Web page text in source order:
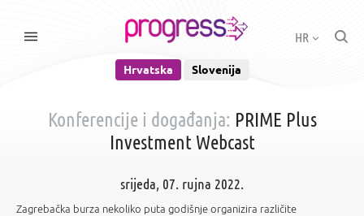
Hrvatska Slovenija
HR
Konferencije i događanja: PRIME Plus
Investment Webcast
srijeda, 07. rujna 2022.
Zagrebačka burza nekoliko puta godišnje organizira različite